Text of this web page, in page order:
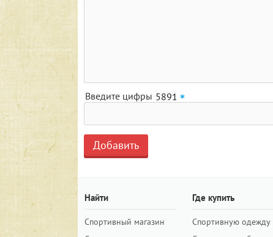
Введите цифры
Найти
Спортивный магазин
Где купить
Спортивную одежду